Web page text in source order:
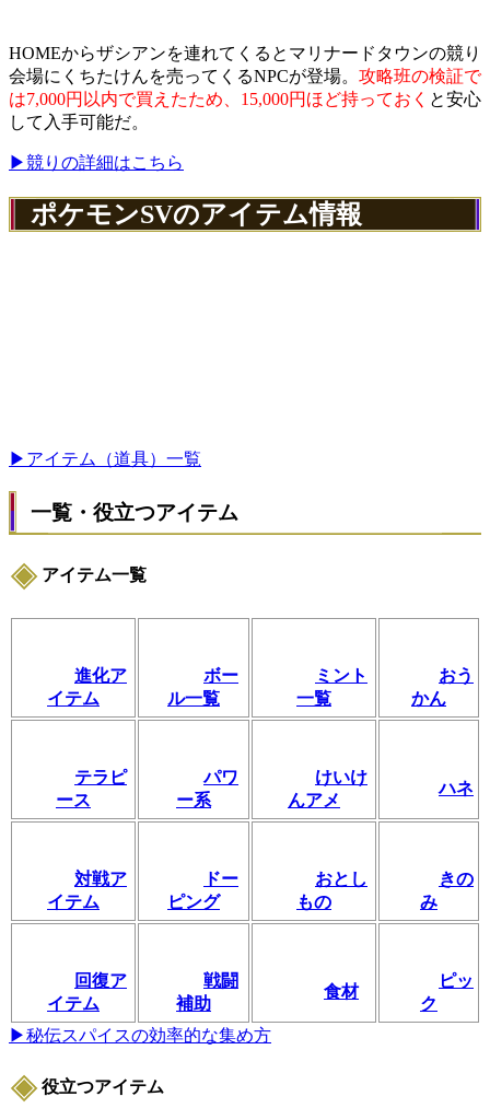
HOMEからザシアンを連れてくるとマリナードタウンの競り
会場にくちたけんを売ってくるNPCが登場。 攻略班の検証で
は7,000円以内で買えたため、15,000円ほど持っておく と安心
して入手可能だ。
▶競りの詳細はこちら
ポケモンSVのアイテム情報
▶アイテム（道具）一覧
一覧・役立つアイテム
アイテム一覧
進化ア
イテム
ボー
ル一覧
ミント
一覧
おう
かん
テラピ
ース
パワ
ー系
けいけ
んアメ
ハネ
対戦ア
イテム
ドー
ピング
おとし
もの
きの
み
回復ア
イテム
戦闘
補助
食材
ピッ
ク
▶秘伝スパイスの効率的な集め方
役立つアイテム